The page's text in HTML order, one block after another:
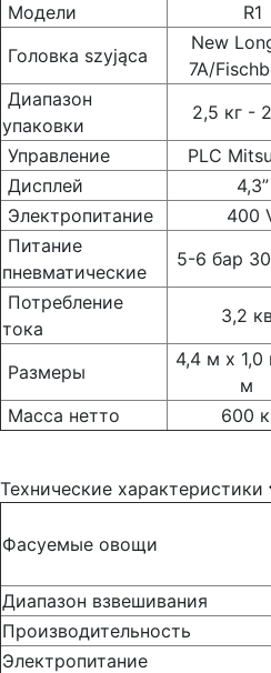
Модели R1
Головка szyjąca
New
7A/
Диапазон
упаковки
2,5 кг -
Управление
PLC
Дисплей
4,3”
Электропитание
400
Питание
пневматические
5-6 бар
Потребление
тока
3,2
Размеры
4,4 м x 1,0
м
Масса нетто
600
Технические характеристики
Фасуемые овощи
Диапазон взвешивания
Производительность
Электропитание